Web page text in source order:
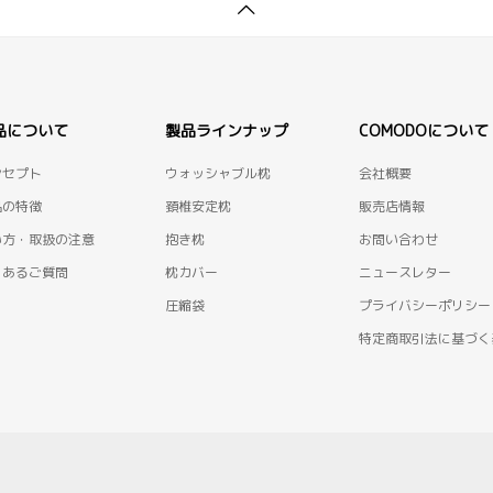
について
プト
特徴
・取扱の注意
るご質問
製品ラインナップ
ウォッシャブル枕
頚椎安定枕
抱き枕
枕カバー
圧縮袋
COMODOについて
会社概要
販売店情報
お問い合わせ
ニュースレター
プライバシーポリシー
特定商取引法に基づ